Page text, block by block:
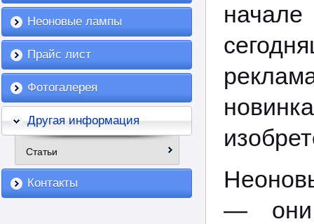
Неоновые лампы
Прайс лист
Фотогалерея
Другая информация
Статьи
Контакты
— они